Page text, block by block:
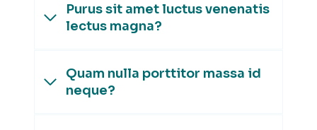
Purus sit amet luctus venenatis
lectus magna?
Quam nulla porttitor massa id
neque?